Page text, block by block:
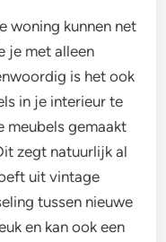
woning kunnen net
je met alleen
is het ook
in je interieur te
meubels gemaakt
zegt natuurlijk al
uit vintage
tussen nieuwe
en kan ook een